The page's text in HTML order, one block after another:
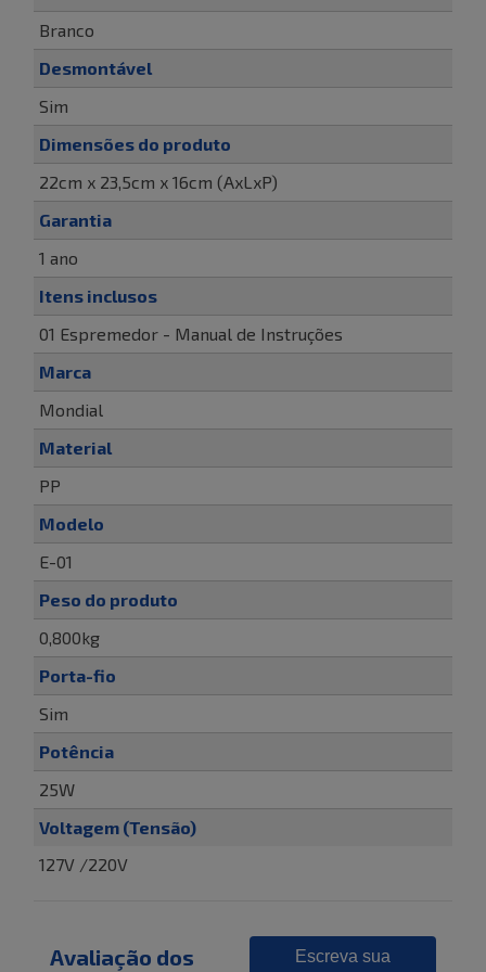
Branco
Desmontável
Sim
Dimensões do produto
22cm x 23,5cm x 16cm (AxLxP)
Garantia
1 ano
Itens inclusos
01 Espremedor - Manual de Instruções
Marca
Mondial
Material
PP
Modelo
E-01
Peso do produto
0,800kg
Porta-fio
Sim
Potência
25W
Voltagem (Tensão)
127V /220V
Avaliação dos
Escreva sua